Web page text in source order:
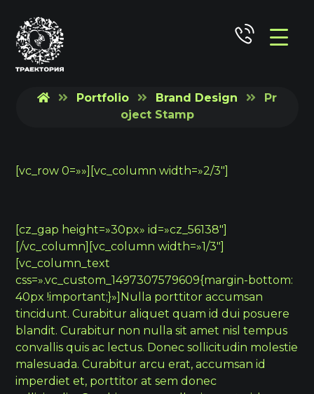
Portfolio Brand Design
Pr
oject Stamp
[vc_row 0=»»][vc_column width=»2/3″]
[cz_gap height=»30px» id=»cz_56138″]
[/vc_column][vc_column width=»1/3″]
[vc_column_text
css=».vc_custom_1497307579609{margin-bottom:
40px !important;}»]Nulla porttitor accumsan
tincidunt. Curabitur aliquet quam id dui posuere
blandit. Curabitur non nulla sit amet nisl tempus
convallis quis ac lectus. Donec sollicitudin molestie
malesuada. Curabitur arcu erat, accumsan id
imperdiet et, porttitor at sem donec